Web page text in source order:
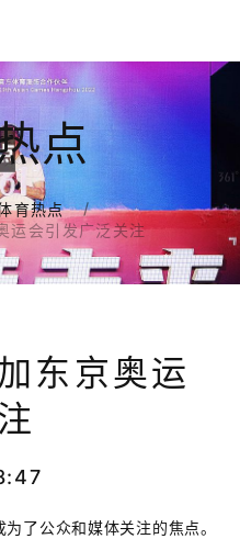
点
育热点
运会引发广泛关注
东京奥运
了公众和媒体关注的焦点。